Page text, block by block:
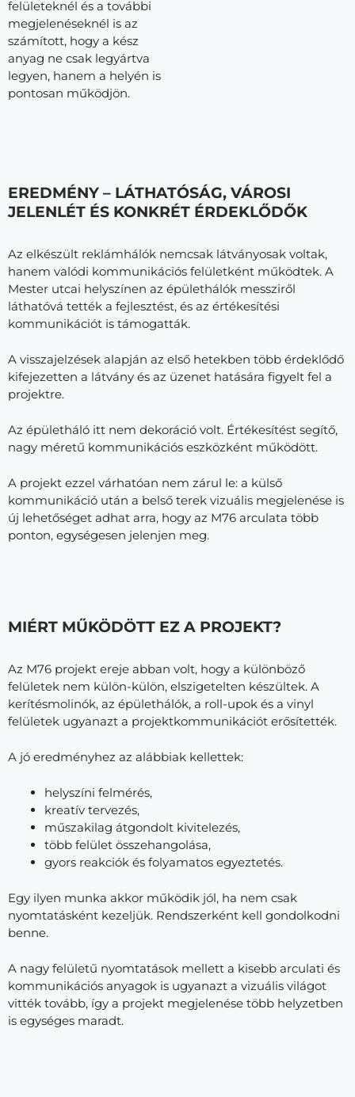
felületeknél és a további
megjelenéseknél is az
számított, hogy a kész
anyag ne csak legyártva
legyen, hanem a helyén is
pontosan működjön.
EREDMÉNY – LÁTHATÓSÁG, VÁROSI
JELENLÉT ÉS KONKRÉT ÉRDEKLŐDŐK
Az elkészült reklámhálók nemcsak látványosak voltak,
hanem valódi kommunikációs felületként működtek. A
Mester utcai helyszínen az épülethálók messziről
láthatóvá tették a fejlesztést, és az értékesítési
kommunikációt is támogatták.
A visszajelzések alapján az első hetekben több érdeklődő
kifejezetten a látvány és az üzenet hatására figyelt fel a
projektre.
Az épületháló itt nem dekoráció volt. Értékesítést segítő,
nagy méretű kommunikációs eszközként működött.
A projekt ezzel várhatóan nem zárul le: a külső
kommunikáció után a belső terek vizuális megjelenése is
új lehetőséget adhat arra, hogy az M76 arculata több
ponton, egységesen jelenjen meg.
MIÉRT MŰKÖDÖTT EZ A PROJEKT?
Az M76 projekt ereje abban volt, hogy a különböző
felületek nem külön-külön, elszigetelten készültek. A
kerítésmolinók, az épülethálók, a roll-upok és a vinyl
felületek ugyanazt a projektkommunikációt erősítették.
A jó eredményhez az alábbiak kellettek:
helyszíni felmérés,
kreatív tervezés,
műszakilag átgondolt kivitelezés,
több felület összehangolása,
gyors reakciók és folyamatos egyeztetés.
Egy ilyen munka akkor működik jól, ha nem csak
nyomtatásként kezeljük. Rendszerként kell gondolkodni
benne.
A nagy felületű nyomtatások mellett a kisebb arculati és
kommunikációs anyagok is ugyanazt a vizuális világot
vitték tovább, így a projekt megjelenése több helyzetben
is egységes maradt.